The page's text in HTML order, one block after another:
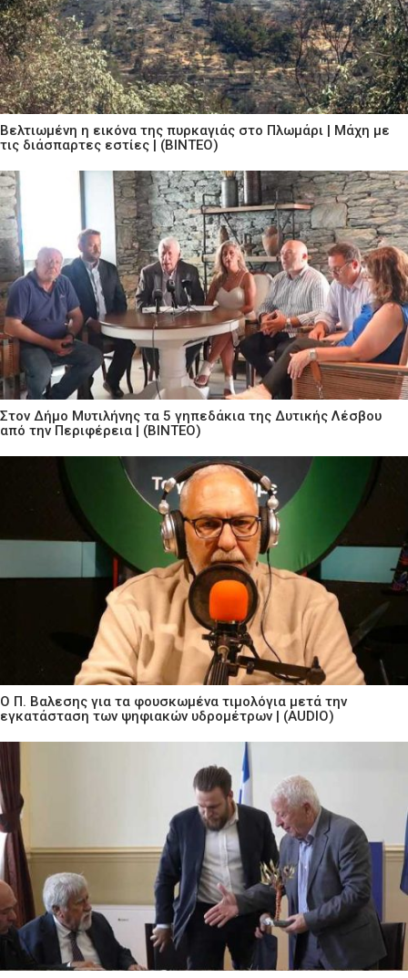
Βελτιωμένη η εικόνα της πυρκαγιάς στο Πλωμάρι | Μάχη με
τις διάσπαρτες εστίες | (ΒΙΝΤΕΟ)
Στον Δήμο Μυτιλήνης τα 5 γηπεδάκια της Δυτικής Λέσβου
από την Περιφέρεια | (ΒΙΝΤΕΟ)
Ο Π. Βαλεσης για τα φουσκωμένα τιμολόγια μετά την
εγκατάσταση των ψηφιακών υδρομέτρων | (AUDIO)